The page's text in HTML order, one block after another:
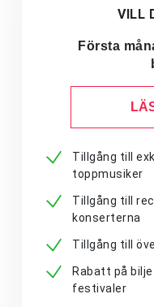
VILL
Första
Tillgång till
toppmusiker
Tillgång till
konserterna
Tillgång till
Rabatt på
festivaler